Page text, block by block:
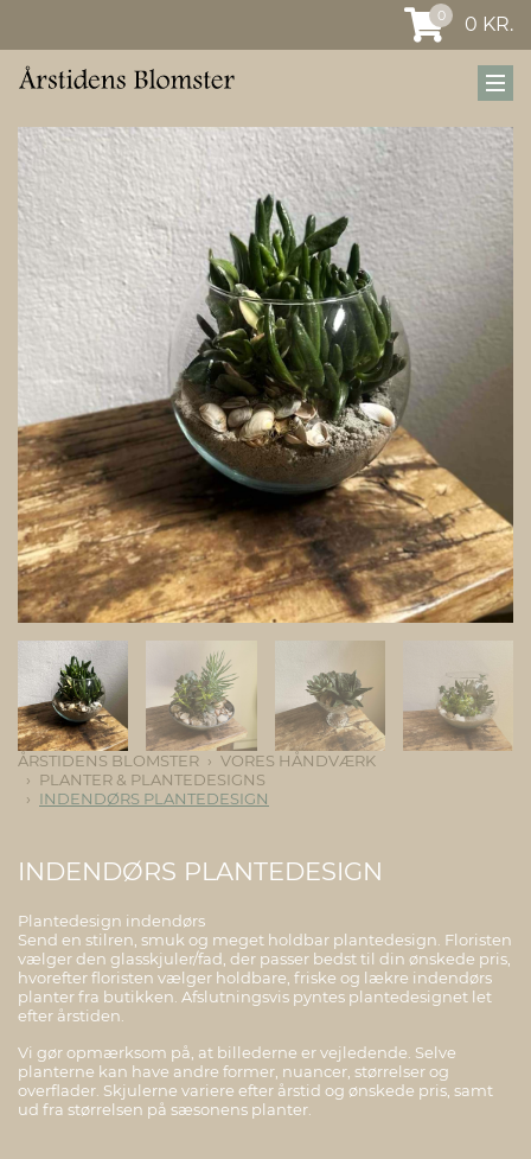
0 0 KR.
ÅRSTIDENS BLOMSTER
VORES HÅNDVÆRK
PLANTER & PLANTEDESIGNS
INDENDØRS PLANTEDESIGN
INDENDØRS PLANTEDESIGN
Plantedesign indendørs
Send en stilren, smuk og meget holdbar plantedesign. Floristen
vælger den glasskjuler/fad, der passer bedst til din ønskede pris,
hvorefter floristen vælger holdbare, friske og lækre indendørs
planter fra butikken. Afslutningsvis pyntes plantedesignet let
efter årstiden.
Vi gør opmærksom på, at billederne er vejledende. Selve
planterne kan have andre former, nuancer, størrelser og
overflader. Skjulerne variere efter årstid og ønskede pris, samt
ud fra størrelsen på sæsonens planter.